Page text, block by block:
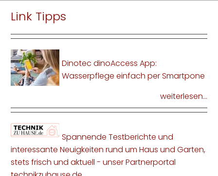
Link Tipps
Dinotec dinoAccess App:
Wasserpflege einfach per Smartpone
weiterlesen...
Spannende Testberichte und
interessante Neuigkeiten rund um Haus und Garten,
stets frisch und aktuell - unser Partnerportal